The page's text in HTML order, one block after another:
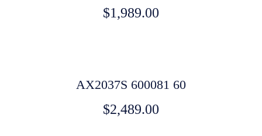
$1,989.00
AX2037S 600081 60
$2,489.00